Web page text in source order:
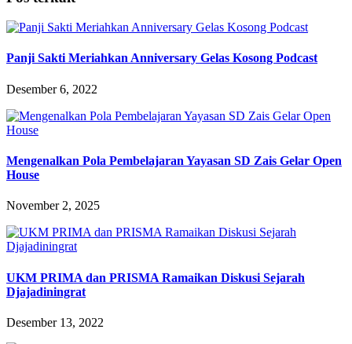
Panji Sakti Meriahkan Anniversary Gelas Kosong Podcast
Desember 6, 2022
Mengenalkan Pola Pembelajaran Yayasan SD Zais Gelar Open
House
November 2, 2025
UKM PRIMA dan PRISMA Ramaikan Diskusi Sejarah
Djajadiningrat
Desember 13, 2022